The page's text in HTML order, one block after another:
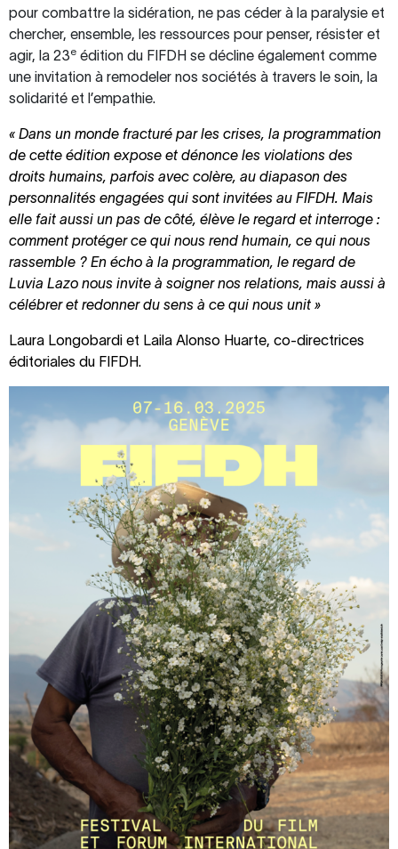
pour combattre la sidération, ne pas céder à la paralysie et
chercher, ensemble, les ressources pour penser, résister et
agir, la 23e édition du FIFDH se décline également comme
une invitation à remodeler nos sociétés à travers le soin, la
solidarité et l’empathie.
« Dans un monde fracturé par les crises, la programmation
de cette édition expose et dénonce les violations des
droits humains, parfois avec colère, au diapason des
personnalités engagées qui sont invitées au FIFDH. Mais
elle fait aussi un pas de côté, élève le regard et interroge :
comment protéger ce qui nous rend humain, ce qui nous
rassemble ? En écho à la programmation, le regard de
Luvia Lazo nous invite à soigner nos relations, mais aussi à
célébrer et redonner du sens à ce qui nous unit »
Laura Longobardi et Laila Alonso Huarte, co-directrices
éditoriales du FIFDH.